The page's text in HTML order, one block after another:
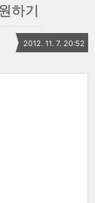
하기
2012. 11. 7. 20:52